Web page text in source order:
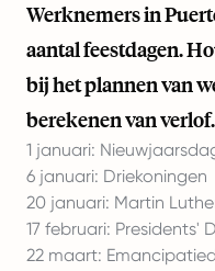
Werknemers in
aantal feestdagen.
bij het plannen van
berekenen van verlof.
1 januari:
6 januari: Driekoningen
20 januari: Martin
17 februari: Presidents'
22 maart: